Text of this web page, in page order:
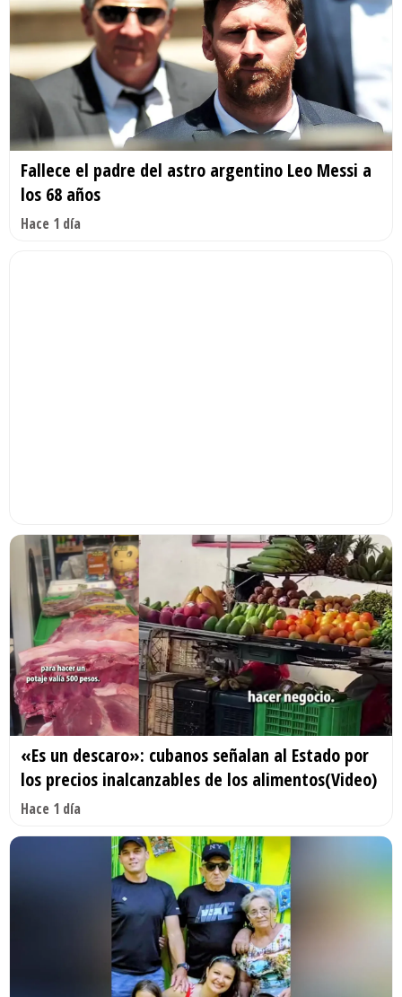
Fallece el padre del astro argentino Leo Messi a
los 68 años
Hace 1 día
«Es un descaro»: cubanos señalan al Estado por
los precios inalcanzables de los alimentos(Video)
Hace 1 día